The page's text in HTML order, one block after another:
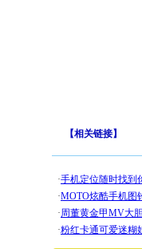
【相关链接】